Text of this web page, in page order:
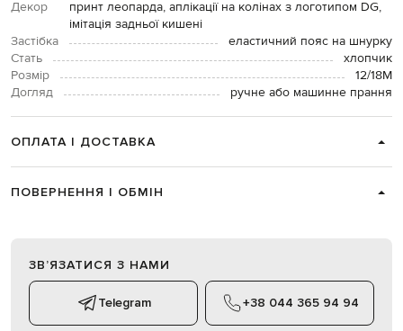
Декор
принт леопарда, аплікації на колінах з логотипом DG,
імітація задньої кишені
Застібка
еластичний пояс на шнурку
Стать
хлопчик
Розмір
12/18М
Догляд
ручне або машинне прання
ОПЛАТА І ДОСТАВКА
ПОВЕРНЕННЯ І ОБМІН
ЗВʼЯЗАТИСЯ З НАМИ
Telegram +38 044 365 94 94